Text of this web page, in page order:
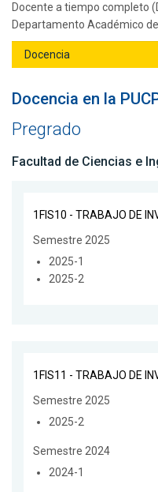
Docente a tiempo completo
Departamento Académico
Docencia en la
Pregrado
Facultad de Ciencias e
1FIS10 - TRABAJO DE
Semestre 2025
2025-1
2025-2
1FIS11 - TRABAJO DE
Semestre 2025
2025-2
Semestre 2024
2024-1